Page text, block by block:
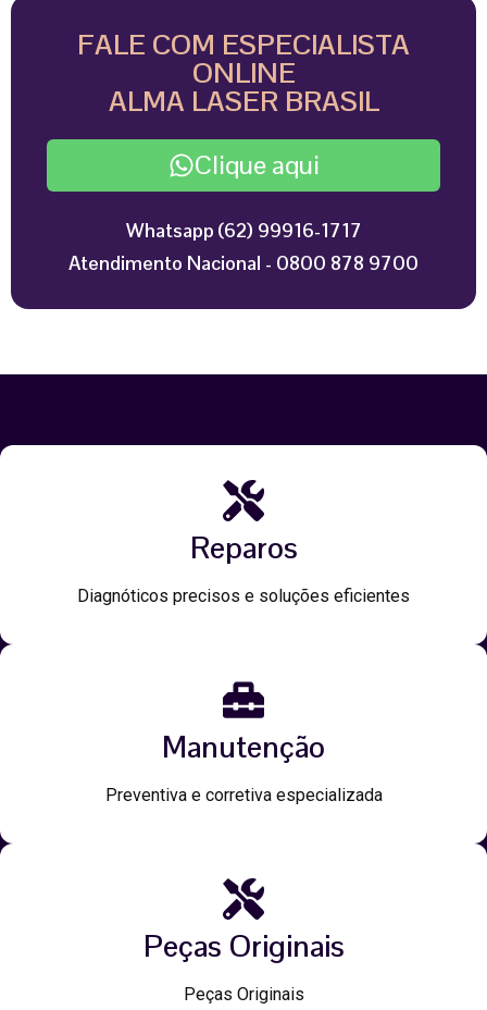
FALE COM ESPECIALISTA
ONLINE
ALMA LASER BRASIL
Clique aqui
Whatsapp (62) 99916-1717
Atendimento Nacional - 0800 878 9700
Reparos
Diagnóticos precisos e soluções eficientes
Manutenção
Preventiva e corretiva especializada
Peças Originais
Peças Originais